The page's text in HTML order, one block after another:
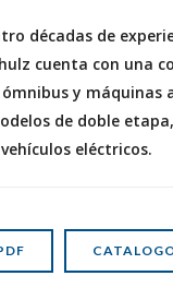
décadas de
cuenta con una
y máquinas
de doble
eléctricos.